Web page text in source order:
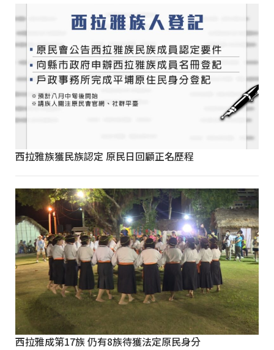
西拉雅族獲民族認定 原民日回顧正名歷程
西拉雅成第17族 仍有8族待獲法定原民身分